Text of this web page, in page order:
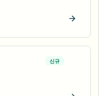
지금
신규